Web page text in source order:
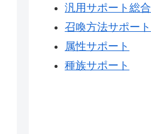
汎用サポート総合
召喚方法サポート
属性サポート
種族サポート